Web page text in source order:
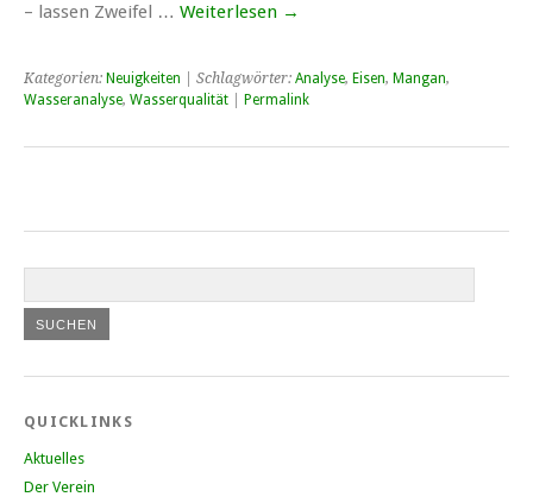
– lassen Zweifel … Weiterlesen →
Kategorien: Neuigkeiten | Schlagwörter: Analyse, Eisen, Mangan,
Wasseranalyse, Wasserqualität Permalink
QUICKLINKS
Aktuelles
Der Verein